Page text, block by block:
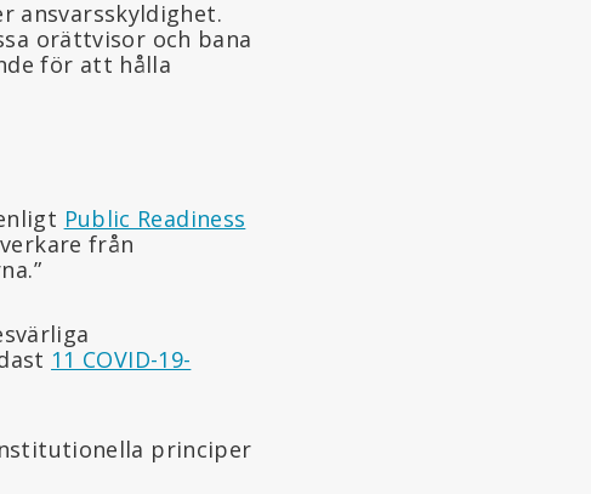
ansvarsskyldighet.
orättvisor och bana
för att hålla
Public Readiness
från
11 COVID-19-
principer